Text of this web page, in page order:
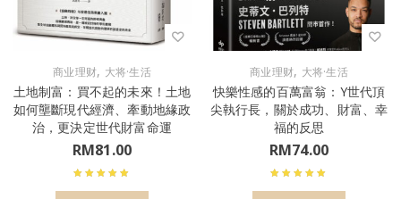
商业理财, 大将·生活
土地制富：買不起的未來！土地
如何壟斷現代經濟、牽動地緣政
治，更決定世代財富命運
RM81.00
商业理财, 大将·生活
快樂性感的百萬富翁：Y世代頂
尖執行長，關於成功、財富、幸
福的反思
RM74.00